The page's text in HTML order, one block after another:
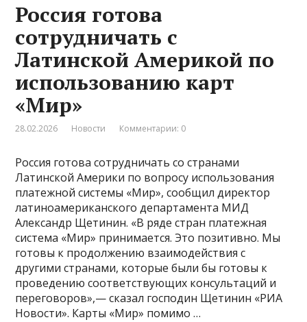
Россия готова
сотрудничать с
Латинской Америкой по
использованию карт
«Мир»
28.02.2026 Новости Комментарии: 0
Россия готова сотрудничать со странами
Латинской Америки по вопросу использования
платежной системы «Мир», сообщил директор
латиноамериканского департамента МИД
Александр Щетинин. «В ряде стран платежная
система «Мир» принимается. Это позитивно. Мы
готовы к продолжению взаимодействия с
другими странами, которые были бы готовы к
проведению соответствующих консультаций и
переговоров»,— сказал господин Щетинин «РИА
Новости». Карты «Мир» помимо …